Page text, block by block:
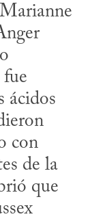
ácidos
con
de la
que